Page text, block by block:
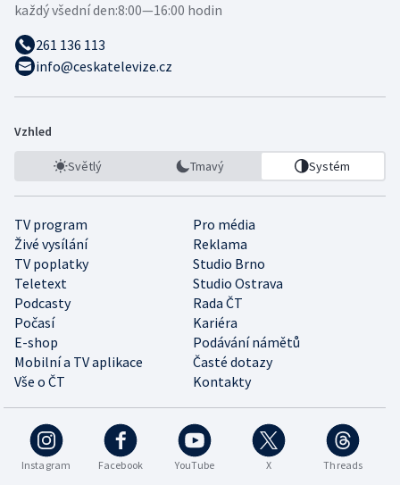
každý všední den:8:00—16:00 hodin
261 136 113
info@ceskatelevize.cz
Vzhled
Světlý Tmavý Systém
TV program
Pro média
Živé vysílání
Reklama
TV poplatky
Studio Brno
Teletext
Studio Ostrava
Podcasty
Rada ČT
Počasí
Kariéra
E-shop
Podávání námětů
Mobilní a TV aplikace
Časté dotazy
Vše o ČT
Kontakty
Instagram Facebook YouTube X Threads